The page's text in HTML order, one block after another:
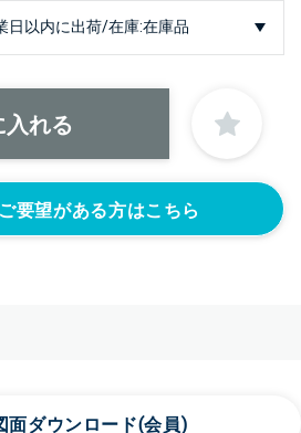
要望がある方はこちら
面ダウンロード(会員)